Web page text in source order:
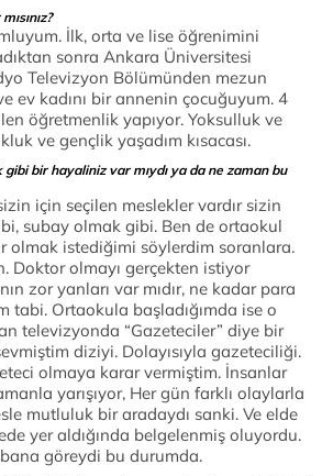
İlk, orta ve lise öğrenimini
sonra Ankara Üniversitesi
Televizyon Bölümünden mezun
ev kadını bir annenin çocuğuyum. 4
öğretmenlik yapıyor. Yoksulluk ve
ve gençlik yaşadım kısacası.
bir hayaliniz var mıydı ya da ne zaman bu
için seçilen meslekler vardır sizin
subay olmak gibi. Ben de ortaokul
olmak istediğimi söylerdim soranlara.
Doktor olmayı gerçekten istiyor
zor yanları var mıdır, ne kadar para
tabi. Ortaokula başladığımda ise o
televizyonda “Gazeteciler” diye bir
diziyi. Dolayısıyla gazeteciliği.
olmaya karar vermiştim. İnsanlar
yarışıyor, Her gün farklı olaylarla
mutluluk bir aradaydı sanki. Ve elde
yer aldığında belgelenmiş oluyordu.
göreydi bu durumda.